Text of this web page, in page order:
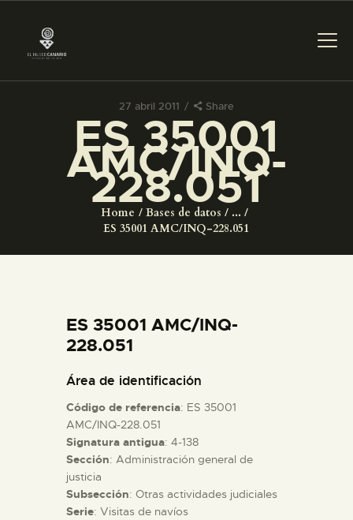
27 abril 2011 Share
ES 35001
AMC/INQ-
228.051
Home Bases de datos
...
ES 35001 AMC/INQ-228.051
PREPARAR LA VISITA
ACTIVIDADES
COLECCIONES
ESPAÑOL
PREPARAR LA VISITA
ACTIVIDADES
ES 35001 AMC/INQ-
228.051
Área de identificación
Código de referencia: ES 35001
AMC/INQ-228.051
Signatura antigua: 4-138
Sección: Administración general de
justicia
Subsección: Otras actividades judiciales
Serie: Visitas de navíos